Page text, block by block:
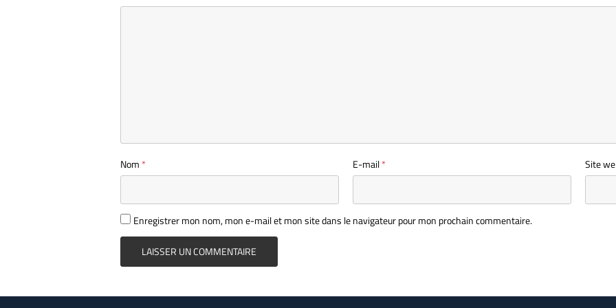
Nom * E-mail* Site
Enregistrer mon nom, mon e-mail et mon site dans le navigateur pour mon prochain commentaire.